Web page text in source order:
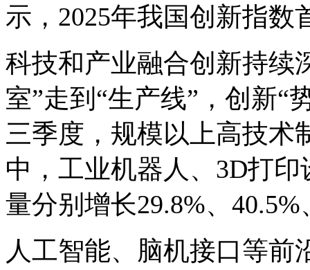
示，2025年我国创新指数
科技和产业融合创新持续
室”走到“生产线”，创新“
三季度，规模以上高技术
中，工业机器人、3D打
量分别增长29.8%、40.5%
人工智能、脑机接口等前